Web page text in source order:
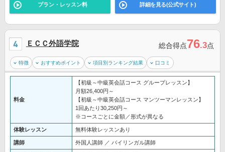
プラン・レッスン料 詳細を見る(公式サイト)
ＥＣＣ外語学院 総合得点76.3点
特徴 おすすめポイント 項目別ランキング結果 口コミ
料金
【初級～中級英会話コース グループレッスン】
月額26,400円～
【初級～中級英会話コース マンツーマンレッスン】
1回あたり30,250円～
※コースごとに金額／形式が異なる
体験レッスン 無料体験レッスンあり
講師 外国人講師 ／ バイリンガル講師